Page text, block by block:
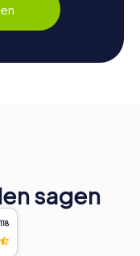
sagen